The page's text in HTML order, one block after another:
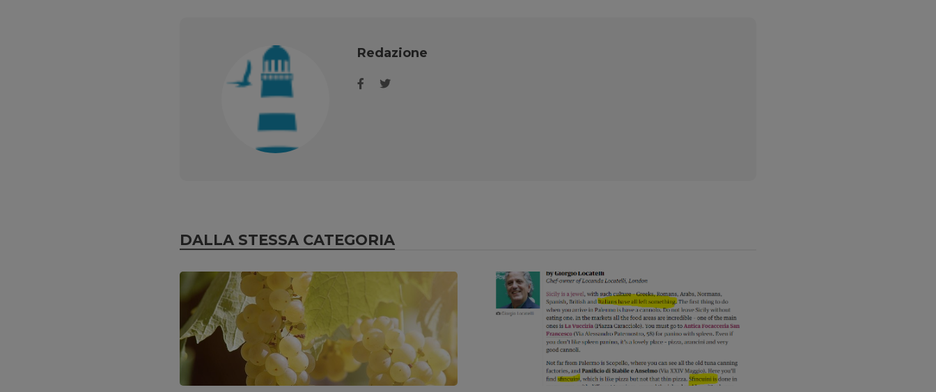
Redazione
DALLA STESSA CATEGORIA